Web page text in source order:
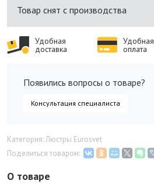
Товар снят с производства
Удобная
доставка
Удобная
оплата
Появились вопросы о товаре?
Консультация специалиста
Категория: Люстры Eurosvet
Поделиться товаром:
О товаре